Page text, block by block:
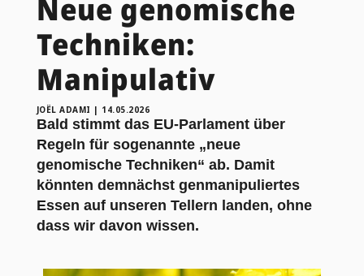
Neue genomische
Techniken:
Manipulativ
JOËL ADAMI | 14.05.2026
Bald stimmt das EU-Parlament über
Regeln für sogenannte „neue
genomische Techniken“ ab. Damit
könnten demnächst genmanipuliertes
Essen auf unseren Tellern landen, ohne
dass wir davon wissen.